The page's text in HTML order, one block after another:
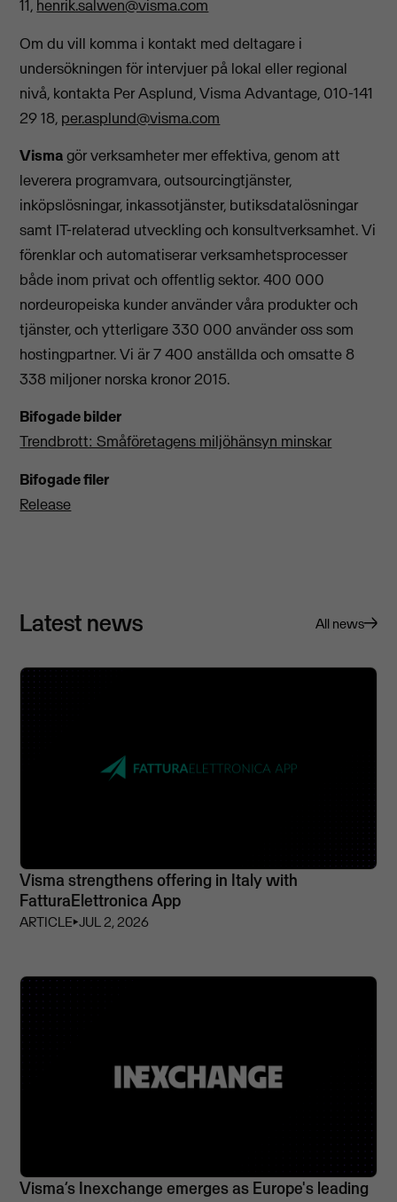
11, henrik.salwen@visma.com
Om du vill komma i kontakt med deltagare i
undersökningen för intervjuer på lokal eller regional
nivå, kontakta Per Asplund, Visma Advantage, 010-141
29 18, per.asplund@visma.com
Vismagör verksamheter mer effektiva, genom att
leverera programvara, outsourcingtjänster,
inköpslösningar, inkassotjänster, butiksdatalösningar
samt IT-relaterad utveckling och konsultverksamhet. Vi
förenklar och automatiserar verksamhetsprocesser
både inom privat och offentlig sektor. 400 000
nordeuropeiska kunder använder våra produkter och
tjänster, och ytterligare 330 000 använder oss som
hostingpartner. Vi är 7 400 anställda och omsatte 8
338 miljoner norska kronor 2015.
Bifogade bilder
Trendbrott: Småföretagens miljöhänsyn minskar
Bifogade filer
Release
Latest news All news
Visma strengthens offering in Italy with
FatturaElettronica App
ARTICLE⏵JUL 2, 2026
Visma’s Inexchange emerges as Europe's leading